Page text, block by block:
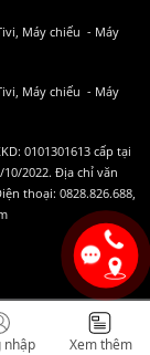
Máy chiếu - Máy
Máy chiếu - Máy
0101301613 cấp tại
2022. Địa chỉ văn
thoại: 0828.826.688,
nhập Xem thêm